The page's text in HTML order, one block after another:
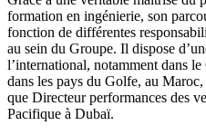
formation en ingénierie, son
fonction de différentes
au sein du Groupe. Il dispose
l’international, notamment dans
dans les pays du Golfe, au
que Directeur performances des
Pacifique à Dubaï.